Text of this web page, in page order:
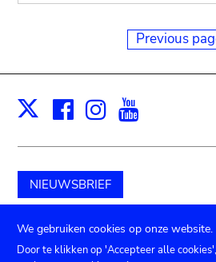
Previous
X Facebook
Instagram
NIEUWSBRIEF
Schenk aan het museum
We gebruiken cookies op onze website.
Door te klikken op 'Accepteer alle